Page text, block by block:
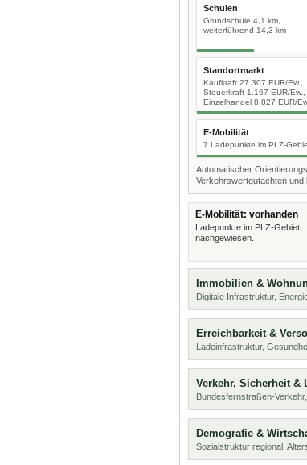
Schulen
Grundschule 4,1 km,
weiterführend 14,3 km
Standortmarkt
Kaufkraft 27.307 EUR/Ew.,
Steuerkraft 1.167 EUR/Ew.,
Einzelhandel 8.827 EUR/
E-Mobilität
7 Ladepunkte im PLZ-
Automatischer
Verkehrswertgutachten und
E-Mobilität: vorhanden
Ladepunkte im PLZ-Gebiet
nachgewiesen.
Immobilien &
Digitale Infrastruktur,
Erreichbarkeit &
Ladeinfrastruktur,
Verkehr, Sicherheit &
Bundesfernstraßen-
Demografie &
Sozialstruktur regional,